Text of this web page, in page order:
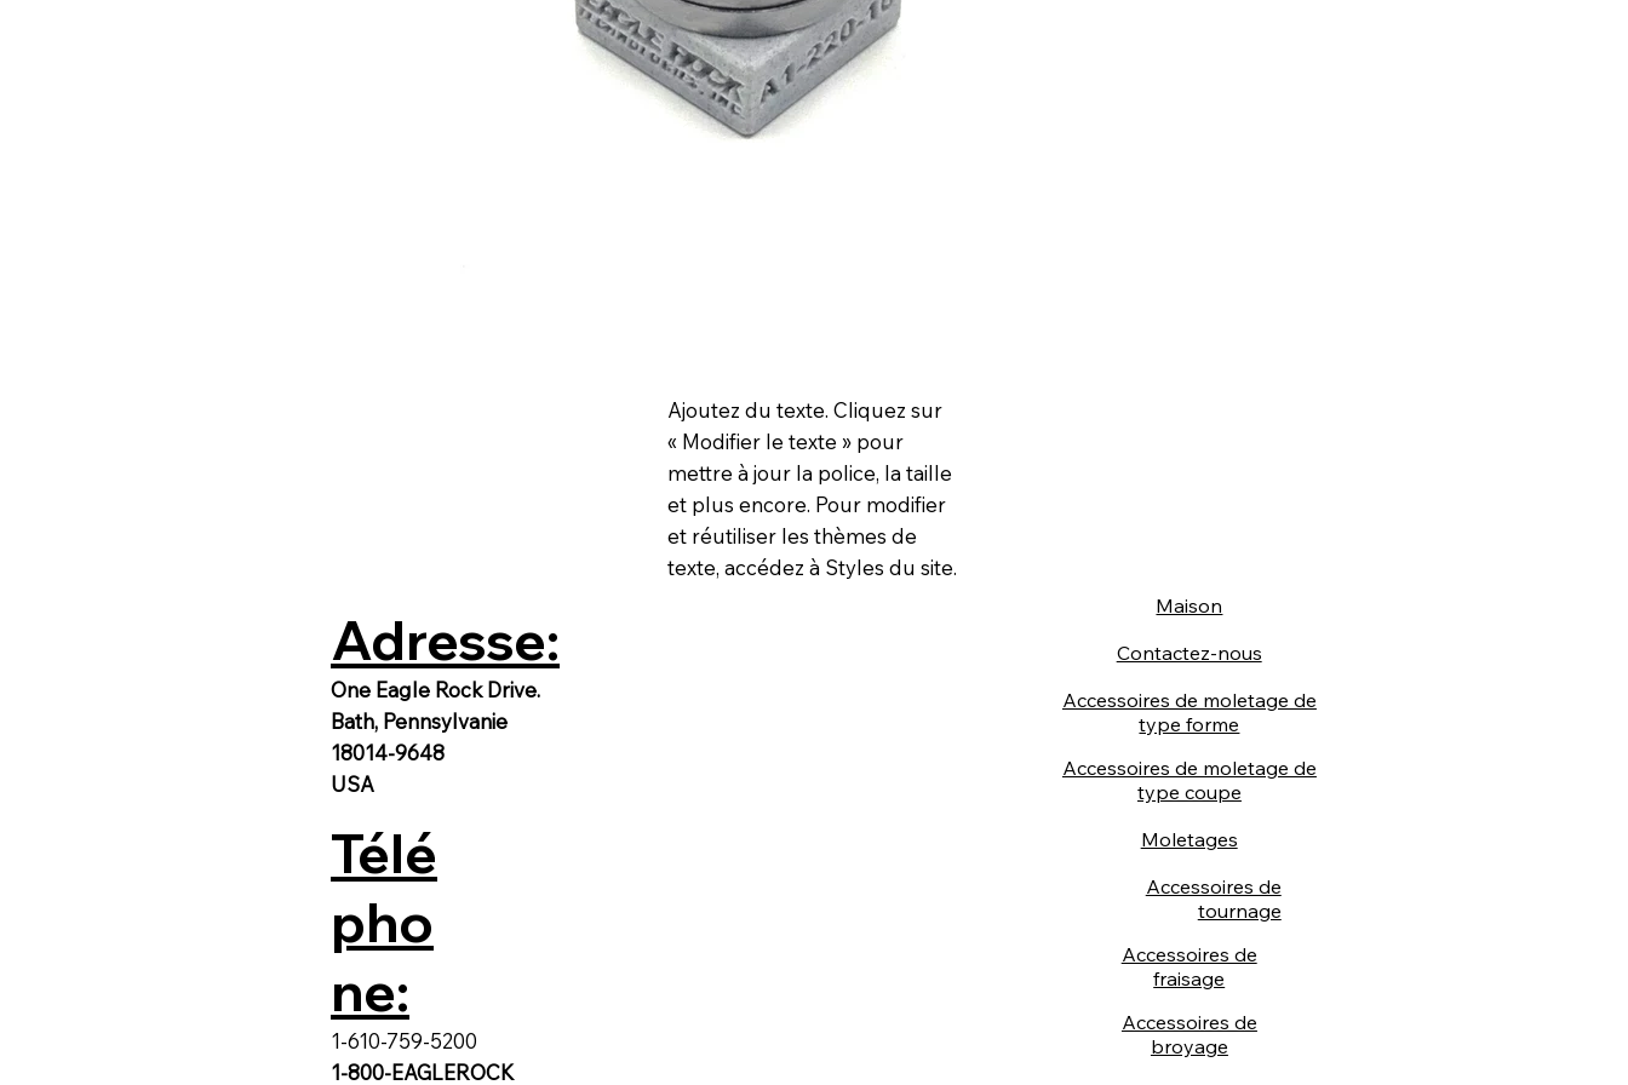
Ajoutez du texte. Cliquez sur
« Modifier le texte » pour
mettre à jour la police, la taille
et plus encore. Pour modifier
et réutiliser les thèmes de
texte, accédez à Styles du site.
Adresse:
One Eagle Rock Drive.
Bath, Pennsylvanie
18014-9648
USA
Télé
pho
ne:
1-610-759-5200
1-800-EAGLEROCK
Maison
Contactez-nous
Accessoires de moletage de
type forme
Accessoires de moletage de
type coupe
Moletages
Accessoires de
tournage
Accessoires de
fraisage
Accessoires de
broyage